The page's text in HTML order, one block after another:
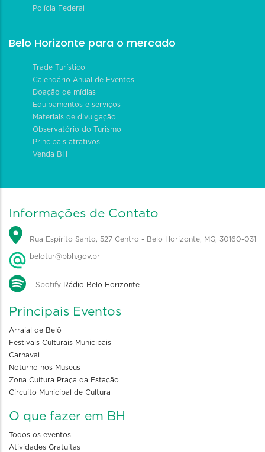
Polícia Federal
Belo Horizonte para o mercado
Trade Turístico
Calendário Anual de Eventos
Doação de mídias
Equipamentos e serviços
Materiais de divulgação
Observatório do Turismo
Principais atrativos
Venda BH
Informações de Contato
Rua Espírito Santo, 527 Centro - Belo Horizonte, MG, 30160-031
belotur@pbh.gov.br
Spotify Rádio Belo Horizonte
Principais Eventos
Arraial de Belô
Festivais Culturais Municipais
Carnaval
Noturno nos Museus
Zona Cultura Praça da Estação
Circuito Municipal de Cultura
O que fazer em BH
Todos os eventos
Atividades Gratuitas